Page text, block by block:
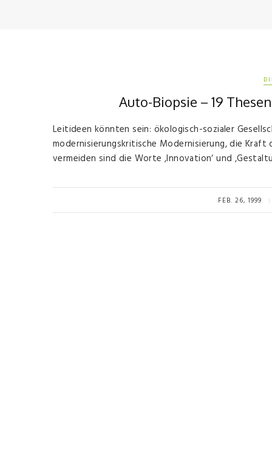
Auto-Biopsie – 19
Leitideen könnten sein: ökologisch-sozialer
modernisierungskritische Modernisierung, die
vermeiden sind die Worte ‚Innovation‘ und
FEB. 26, 1999